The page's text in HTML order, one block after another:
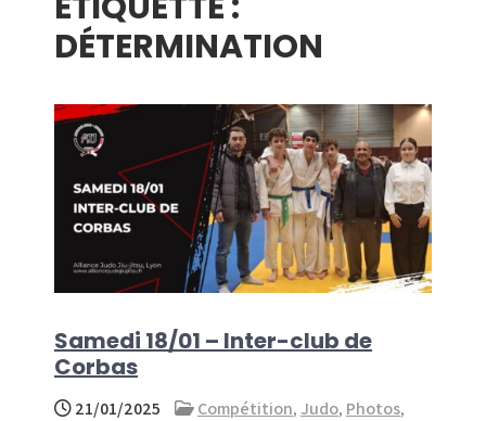
DÉTERMINATION
Samedi 18/01 – Inter-club de
Corbas
21/01/2025 Compétition, Judo, Photos,